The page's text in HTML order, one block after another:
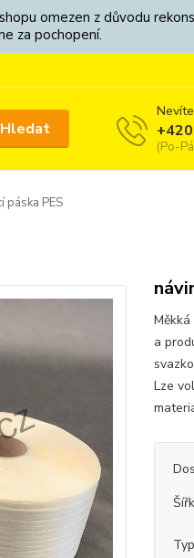
omezen z důvodu
za pochopení.
Hledat
(Po-
páska PES
a
Lze